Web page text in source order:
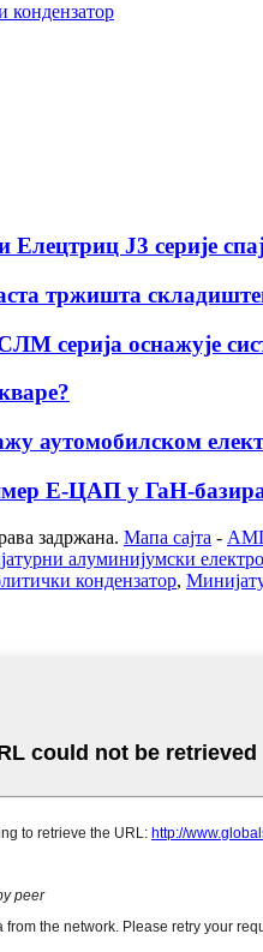
кондензатор
Ј3 серије
тржишта
серија оснажује
аутомобилском
Е-ЦАП у ГаН-
задржана. Мапа сајта -
алуминијумски
кондензатор,